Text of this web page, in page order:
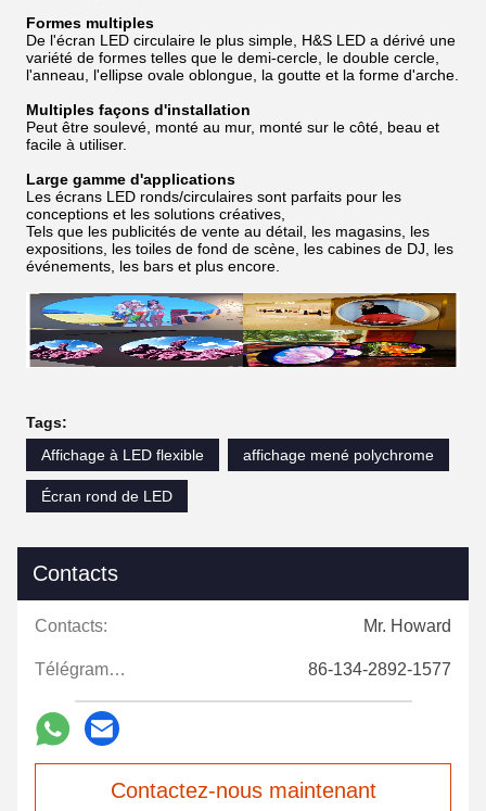
Formes multiples
De l'écran LED circulaire le plus simple, H&S LED a dérivé une
variété de formes telles que le demi-cercle, le double cercle,
l'anneau, l'ellipse ovale oblongue, la goutte et la forme d'arche.
Multiples façons d'installation
Peut être soulevé, monté au mur, monté sur le côté, beau et
facile à utiliser.
Large gamme d'applications
Les écrans LED ronds/circulaires sont parfaits pour les
conceptions et les solutions créatives,
Tels que les publicités de vente au détail, les magasins, les
expositions, les toiles de fond de scène, les cabines de DJ, les
événements, les bars et plus encore.
Tags:
Affichage à LED flexible
affichage mené polychrome
Écran rond de LED
Contacts
Contacts: Mr. Howard
Télégramme: 86-134-2892-1577
Contactez-nous maintenant